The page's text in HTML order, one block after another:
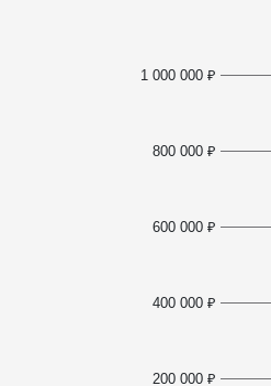
200 000 ₽
400 000 ₽
600 000 ₽
800 000 ₽
1 000 000 ₽